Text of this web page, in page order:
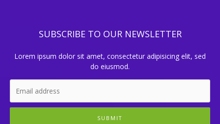
SUBSCRIBE TO OUR NEWSLETTER
Lorem ipsum dolor sit amet, consectetur adipisicing elit, sed
do eiusmod.
SUBMIT